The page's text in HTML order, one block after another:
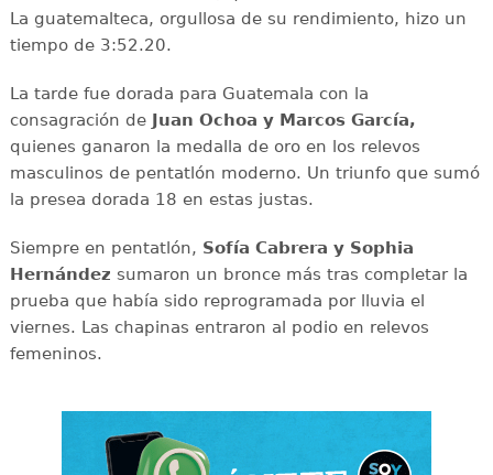
La guatemalteca, orgullosa de su rendimiento, hizo un
tiempo de 3:52.20.
La tarde fue dorada para Guatemala con la
consagración de Juan Ochoa y Marcos García,
quienes ganaron la medalla de oro en los relevos
masculinos de pentatlón moderno. Un triunfo que sumó
la presea dorada 18 en estas justas.
Siempre en pentatlón, Sofía Cabrera y Sophia
Hernández sumaron un bronce más tras completar la
prueba que había sido reprogramada por lluvia el
viernes. Las chapinas entraron al podio en relevos
femeninos.